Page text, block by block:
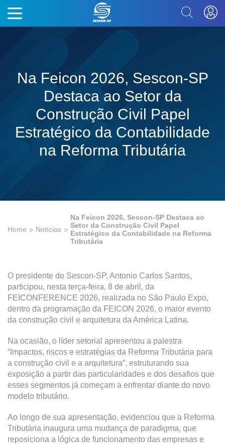
Na Feicon 2026, Sescon-SP
Destaca ao Setor da
Construção Civil Papel
Estratégico da Contabilidade
na Reforma Tributária
Home Notícias
Na Feicon 2026, Sescon-SP Destaca ao
Setor da Construção Civil Papel
Estratégico da Contabilidade na Reforma
Tributária
O presidente do Sescon-SP, Antonio Carlos Santos,
participou, nesta terça-feira, 8 de abril, da
FEICONFERENCE 2026, realizada no São Paulo Expo,
dentro da programação da FEICON 2026, o maior evento
da construção civil e arquitetura da América Latina.
Na ocasião, o líder setorial apresentou a palestra
“Impactos, riscos e estratégias da Reforma Tributária para
a construção civil e a arquitetura”, estruturando sua
exposição a partir das particularidades e dos desafios que
esses segmentos já começam a enfrentar diante do novo
modelo tributário.
Ao longo de sua apresentação, evidenciou que a Reforma
Tributária inaugura uma mudança de paradigma, que
reposiciona a lógica de funcionamento das empresas e